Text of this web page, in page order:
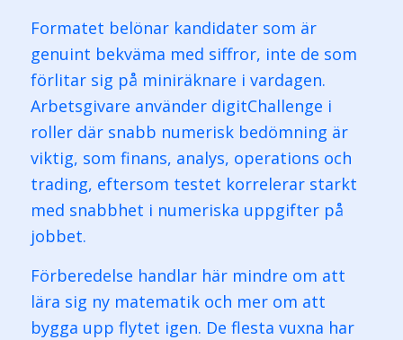
Formatet belönar kandidater som är
genuint bekväma med siffror, inte de som
förlitar sig på miniräknare i vardagen.
Arbetsgivare använder digitChallenge i
roller där snabb numerisk bedömning är
viktig, som finans, analys, operations och
trading, eftersom testet korrelerar starkt
med snabbhet i numeriska uppgifter på
jobbet.
Förberedelse handlar här mindre om att
lära sig ny matematik och mer om att
bygga upp flytet igen. De flesta vuxna har